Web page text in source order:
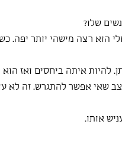
שלו?
הוא רצה מישהי יותר יפה.
להיות איתה ביחסים ואז
שאי אפשר להתגרש. זה לא
אותו.